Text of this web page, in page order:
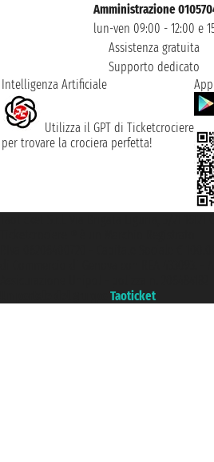
Amministrazione
lun-ven 09:00 - 12:00 e
Assistenza gratuita
Supporto dedicato
Intelligenza Artificiale
Utilizza il GPT di Ticketcrociere
per trovare la crociera perfetta!
Taoticket